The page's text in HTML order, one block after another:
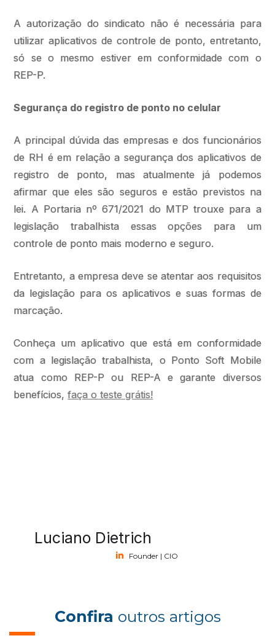
A autorização do sindicato não é necessária para
utilizar aplicativos de controle de ponto, entretanto,
só se o mesmo estiver em conformidade com o
REP-P.
Segurança do registro de ponto no celular
A principal dúvida das empresas e dos funcionários
de RH é em relação a segurança dos aplicativos de
registro de ponto, mas atualmente já podemos
afirmar que eles são seguros e estão previstos na
lei. A Portaria nº 671/2021 do MTP trouxe para a
legislação trabalhista essas opções para um
controle de ponto mais moderno e seguro.
Entretanto, a empresa deve se atentar aos requisitos
da legislação para os aplicativos e suas formas de
marcação.
Conheça um aplicativo que está em conformidade
com a legislação trabalhista, o Ponto Soft Mobile
atua como REP-P ou REP-A e garante diversos
benefícios,faça o teste grátis!
Luciano Dietrich
Founder | CIO
Confira outros artigos